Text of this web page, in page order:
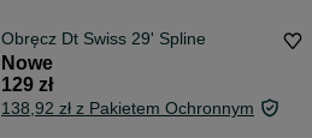
Obręcz Dt Swiss 29' Spline
Nowe
129 zł
138,92 zł z Pakietem Ochronnym